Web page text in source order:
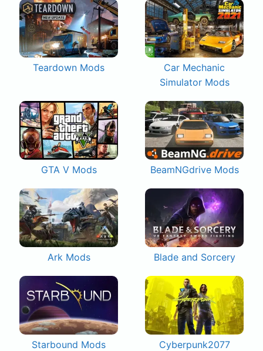
Teardown Mods
Car Mechanic
Simulator Mods
GTA V Mods BeamNGdrive Mods
Ark Mods Blade and Sorcery
Starbound Mods Cyberpunk2077